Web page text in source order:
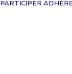
PARTICIPER